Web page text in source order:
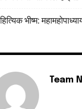
भीष्म:
Team